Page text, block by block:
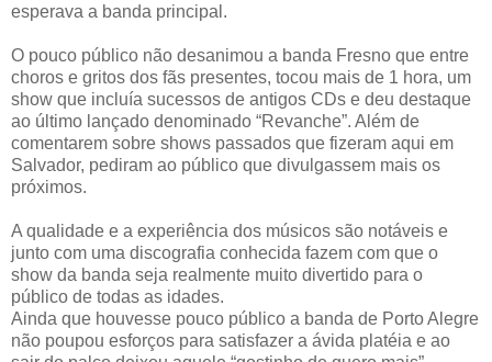
esperava a banda principal.
O pouco público não desanimou a banda Fresno que entre
choros e gritos dos fãs presentes, tocou mais de 1 hora, um
show que incluía sucessos de antigos CDs e deu destaque
ao último lançado denominado “Revanche”. Além de
comentarem sobre shows passados que fizeram aqui em
Salvador, pediram ao público que divulgassem mais os
próximos.
A qualidade e a experiência dos músicos são notáveis e
junto com uma discografia conhecida fazem com que o
show da banda seja realmente muito divertido para o
público de todas as idades.
Ainda que houvesse pouco público a banda de Porto Alegre
não poupou esforços para satisfazer a ávida platéia e ao